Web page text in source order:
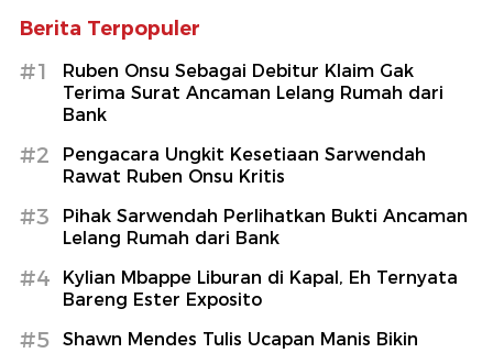
Berita Terpopuler
#1
Ruben Onsu Sebagai Debitur Klaim Gak
Terima Surat Ancaman Lelang Rumah dari
Bank
#2
Pengacara Ungkit Kesetiaan Sarwendah
Rawat Ruben Onsu Kritis
#3
Pihak Sarwendah Perlihatkan Bukti Ancaman
Lelang Rumah dari Bank
#4
Kylian Mbappe Liburan di Kapal, Eh Ternyata
Bareng Ester Exposito
#5
Shawn Mendes Tulis Ucapan Manis Bikin